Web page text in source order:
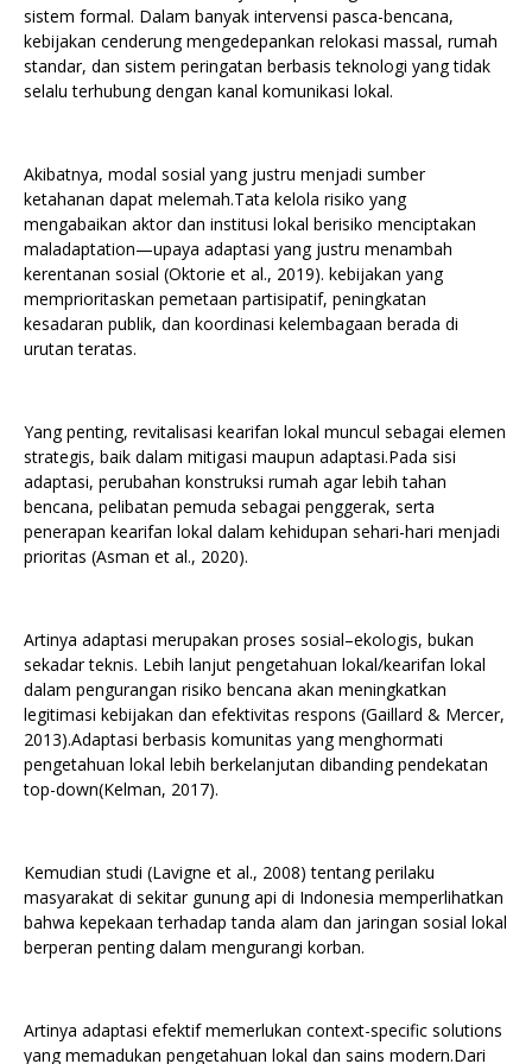
sistem formal. Dalam banyak intervensi pasca-bencana,
kebijakan cenderung mengedepankan relokasi massal, rumah
standar, dan sistem peringatan berbasis teknologi yang tidak
selalu terhubung dengan kanal komunikasi lokal.
Akibatnya, modal sosial yang justru menjadi sumber
ketahanan dapat melemah.Tata kelola risiko yang
mengabaikan aktor dan institusi lokal berisiko menciptakan
maladaptation—upaya adaptasi yang justru menambah
kerentanan sosial (Oktorie et al., 2019). kebijakan yang
memprioritaskan pemetaan partisipatif, peningkatan
kesadaran publik, dan koordinasi kelembagaan berada di
urutan teratas.
Yang penting, revitalisasi kearifan lokal muncul sebagai elemen
strategis, baik dalam mitigasi maupun adaptasi.Pada sisi
adaptasi, perubahan konstruksi rumah agar lebih tahan
bencana, pelibatan pemuda sebagai penggerak, serta
penerapan kearifan lokal dalam kehidupan sehari-hari menjadi
prioritas (Asman et al., 2020).
Artinya adaptasi merupakan proses sosial–ekologis, bukan
sekadar teknis. Lebih lanjut pengetahuan lokal/kearifan lokal
dalam pengurangan risiko bencana akan meningkatkan
legitimasi kebijakan dan efektivitas respons (Gaillard & Mercer,
2013).Adaptasi berbasis komunitas yang menghormati
pengetahuan lokal lebih berkelanjutan dibanding pendekatan
top-down(Kelman, 2017).
Kemudian studi (Lavigne et al., 2008) tentang perilaku
masyarakat di sekitar gunung api di Indonesia memperlihatkan
bahwa kepekaan terhadap tanda alam dan jaringan sosial lokal
berperan penting dalam mengurangi korban.
Artinya adaptasi efektif memerlukan context-specific solutions
yang memadukan pengetahuan lokal dan sains modern.Dari